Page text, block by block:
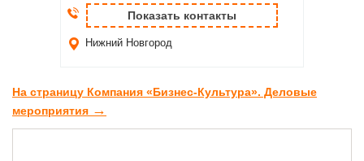
Показать контакты
Нижний Новгород
На страницу Компания «Бизнес-Культура». Деловые
мероприятия →